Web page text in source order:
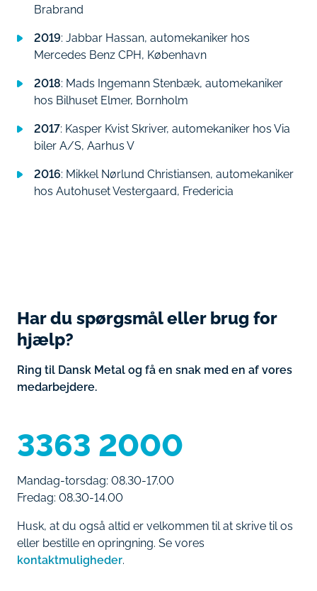
Brabrand
2019: Jabbar Hassan, automekaniker hos
Mercedes Benz CPH, København
2018: Mads Ingemann Stenbæk, automekaniker
hos Bilhuset Elmer, Bornholm
2017: Kasper Kvist Skriver, automekaniker hos Via
biler A/S, Aarhus V
2016: Mikkel Nørlund Christiansen, automekaniker
hos Autohuset Vestergaard, Fredericia
Har du spørgsmål eller brug for
hjælp?
Ring til Dansk Metal og få en snak med en af vores
medarbejdere.
3363 2000
Mandag-torsdag: 08.30-17.00
Fredag: 08.30-14.00
Husk, at du også altid er velkommen til at skrive til os
eller bestille en opringning. Se vores
kontaktmuligheder.